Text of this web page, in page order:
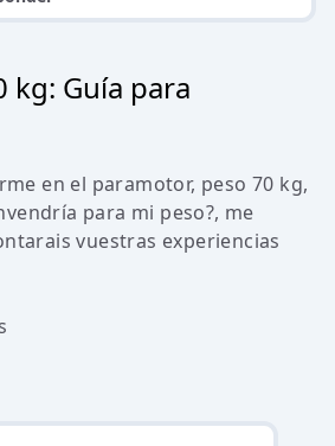
kg: Guía para
en el paramotor, peso 70 kg,
para mi peso?, me
vuestras experiencias